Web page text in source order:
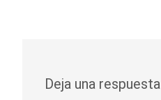
Deja una respuesta